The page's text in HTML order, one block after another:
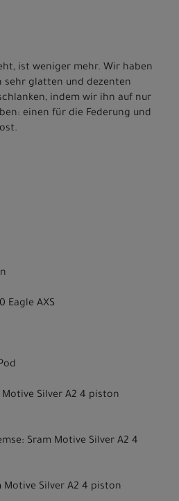
ist weniger mehr. Wir haben
sehr glatten und dezenten
indem wir ihn auf nur
einen für die Federung und
Eagle AXS
Silver A2 4 piston
Sram Motive Silver A2 4
Motive Silver A2 4 piston